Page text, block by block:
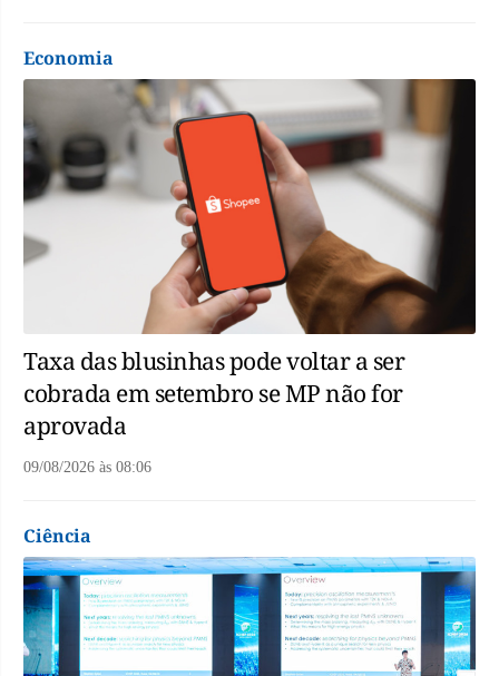
Economia
Taxa das blusinhas pode voltar a ser
cobrada em setembro se MP não for
aprovada
09/08/2026 às 08:06
Ciência